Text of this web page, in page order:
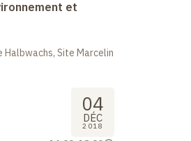
et
Site Marcelin
04
DÉC
2018